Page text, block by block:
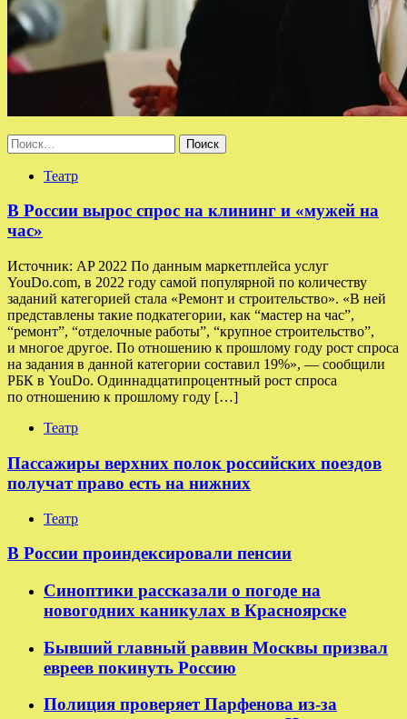
Найти:
Театр
В России вырос спрос на клининг и «мужей на
час»
Источник: AP 2022 По данным маркетплейса услуг
YouDo.com, в 2022 году самой популярной по количеству
заданий категорией стала «Ремонт и строительство». «В ней
представлены такие подкатегории, как “мастер на час”,
“ремонт”, “отделочные работы”, “крупное строительство”,
и многое другое. По отношению к прошлому году рост спроса
на задания в данной категории составил 19%», — сообщили
РБК в YouDo. Одиннадцатипроцентный рост спроса
по отношению к прошлому году […]
Театр
Пассажиры верхних полок российских поездов
получат право есть на нижних
Театр
В России проиндексировали пенсии
Синоптики рассказали о погоде на
новогодних каникулах в Красноярске
Бывший главный раввин Москвы призвал
евреев покинуть Россию
Полиция проверяет Парфенова из-за